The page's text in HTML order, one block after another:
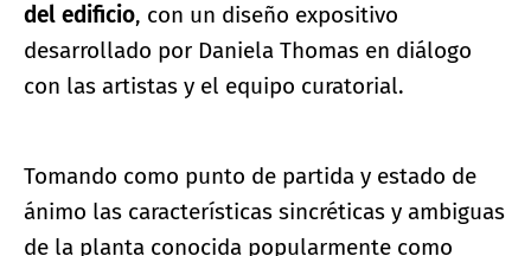
del edificio, con un diseño expositivo
desarrollado por Daniela Thomas en diálogo
con las artistas y el equipo curatorial.
Tomando como punto de partida y estado de
ánimo las características sincréticas y ambiguas
de la planta conocida popularmente como